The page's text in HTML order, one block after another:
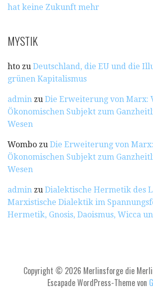
hat keine Zukunft mehr
MYSTIK
hto zu Deutschland, die EU und die
grünen Kapitalismus
admin zu Die Erweiterung von Marx:
Ökonomischen Subjekt zum
Wesen
Wombo zu Die Erweiterung von
Ökonomischen Subjekt zum
Wesen
admin zu Dialektische Hermetik des
Marxistische Dialektik im
Hermetik, Gnosis, Daoismus, Wicca
Copyright © 2026 Merlinsforge die
Escapade WordPress-Theme von